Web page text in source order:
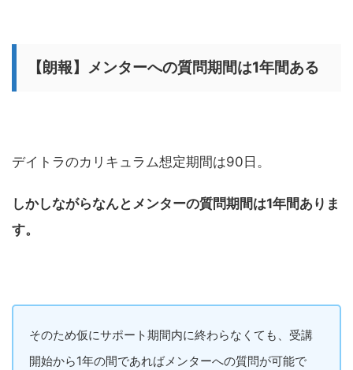
【朗報】メンターへの質問期間は1年間ある
デイトラのカリキュラム想定期間は90日。
しかしながらなんとメンターの質問期間は1年間ありま
す。
そのため仮にサポート期間内に終わらなくても、受講
開始から1年の間であればメンターへの質問が可能で